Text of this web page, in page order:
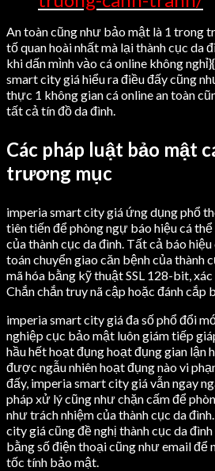
An toàn cũng như bảo mật là 1 trong
tố quan hoài nhất mà lại thành cục da
khi dấn mình vào cá online không
smart city giá hiểu ra điều đấy cũng
thực 1 không gian cá online an toàn
tất cả tín đồ da đình.
Các pháp luật bảo mật
trương mục
imperia smart city giá ứng dụng phổ
tiên tiến để phòng ngự báo hiệu cá
của thành cục da đình. Tất cả báo
toán chuyển giao căn bệnh của thành
mã hóa bằng kỹ thuật SSL 128-bit,
Chắn chắn truy nã cập hoặc đánh cắp
imperia smart city giá đa số phổ đổi
nghiệp cục bảo mật luôn giám tiếp
hầu hết hoạt đụng hoạt đụng gian lận
được ngẫu nhiên hoạt đụng nào vi
đấy, imperia smart city giá vẫn ngay
pháp xử lý cũng như chặn cấm để
như trách nhiệm của thành cục da
city giá cũng đề nghị thành cục da
bằng số điện thoại cũng như email để
tốc tính bảo mật.